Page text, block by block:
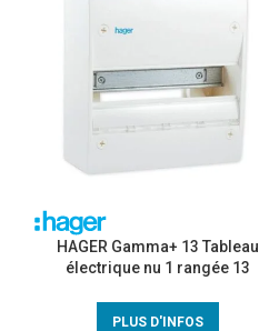
HAGER Gamma+ 13 Tableau
électrique nu 1 rangée 13
PLUS D'INFOS